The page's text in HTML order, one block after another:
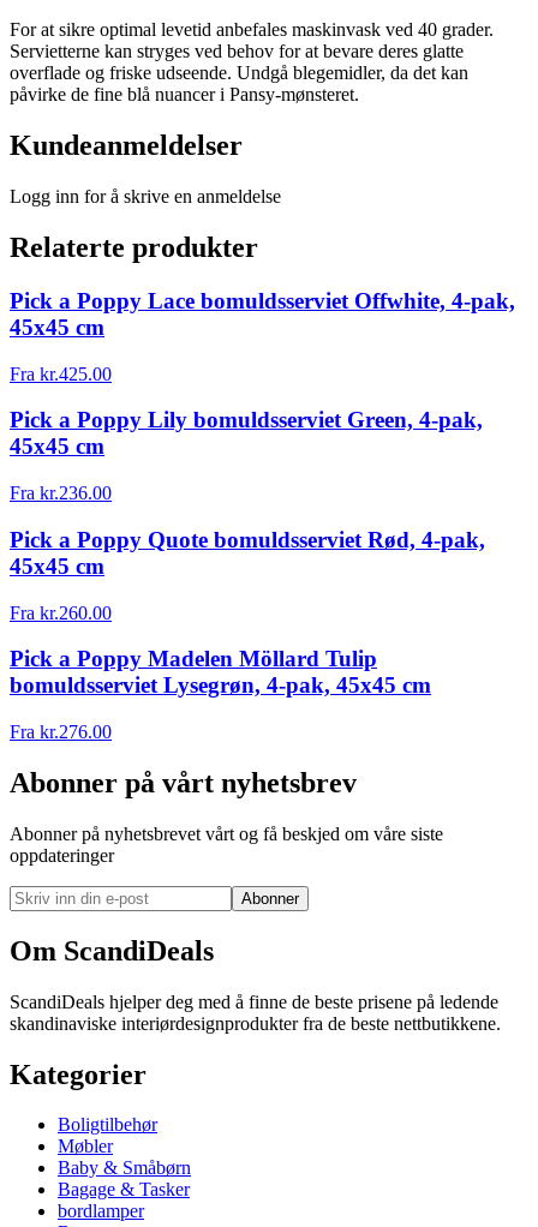
For at sikre optimal levetid anbefales maskinvask ved 40 grader.
Servietterne kan stryges ved behov for at bevare deres glatte
overflade og friske udseende. Undgå blegemidler, da det kan
påvirke de fine blå nuancer i Pansy-mønsteret.
Kundeanmeldelser
Logg inn for å skrive en anmeldelse
Relaterte produkter
Pick a Poppy Lace bomuldsserviet Offwhite, 4-pak,
45x45 cm
Fra kr.425.00
Pick a Poppy Lily bomuldsserviet Green, 4-pak,
45x45 cm
Fra kr.236.00
Pick a Poppy Quote bomuldsserviet Rød, 4-pak,
45x45 cm
Fra kr.260.00
Pick a Poppy Madelen Möllard Tulip
bomuldsserviet Lysegrøn, 4-pak, 45x45 cm
Fra kr.276.00
Abonner på vårt nyhetsbrev
Abonner på nyhetsbrevet vårt og få beskjed om våre siste
oppdateringer
Abonner
Om ScandiDeals
ScandiDeals hjelper deg med å finne de beste prisene på ledende
skandinaviske interiørdesignprodukter fra de beste nettbutikkene.
Kategorier
Boligtilbehør
Møbler
Baby & Småbørn
Bagage & Tasker
bordlamper